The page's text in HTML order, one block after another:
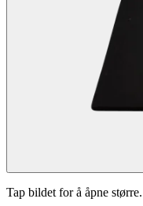
Tap bildet for å åpne